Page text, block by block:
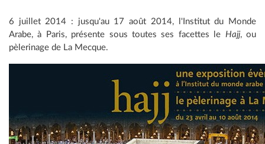
6 juillet 2014 : jusqu'au 17 août 2014, l'Institut du Monde
Arabe, à Paris, présente sous toutes ses facettes le Hajj, ou
pèlerinage de La Mecque.